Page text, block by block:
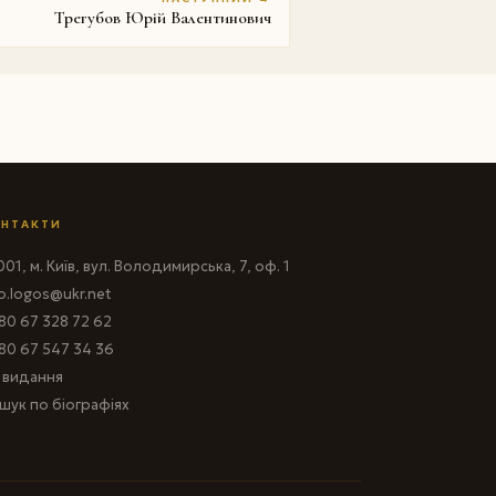
Трегубов Юрій Валентинович
м. Київ, вул. Володимирська, 7, оф. 1
67 328 72 62
67 547 34 36
видання
по біографіях